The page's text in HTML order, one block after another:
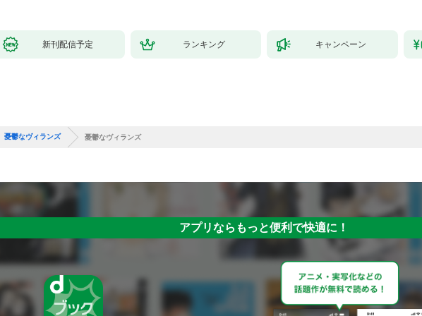
新刊配信予定 ランキング キャンペーン
憂鬱なヴィランズ 憂鬱なヴィランズ
アプリならもっと便利で快適に！